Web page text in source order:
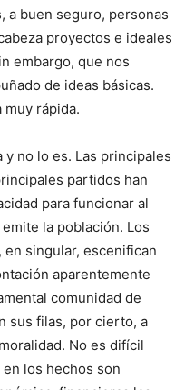
a buen seguro, personas
proyectos e ideales
embargo, que nos
de ideas básicas.
rápida.
y no lo es. Las principales
partidos han
para funcionar al
la población. Los
singular, escenifican
aparentemente
comunidad de
sus filas, por cierto, a
No es difícil
los hechos son